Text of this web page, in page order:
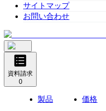
サイトマップ
お問い合わせ
資料請求
0
製品 価格